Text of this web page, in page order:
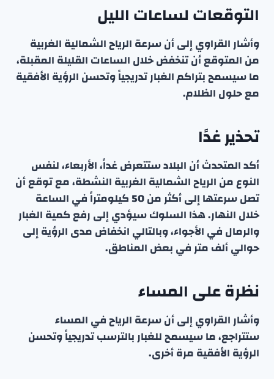
التوقعات لساعات الليل
وأشار القراوي إلى أن سرعة الرياح الشمالية الغربية
من المتوقع أن تنخفض خلال الساعات القليلة المقبلة،
ما سيسمح بتراكم الغبار تدريجياً وتحسن الرؤية الأفقية
مع حلول الظلام.
تحذير غدًا
أكد المتحدث أن البلاد ستتعرض غداً، الأربعاء، لنفس
النوع من الرياح الشمالية الغربية النشطة، مع توقع أن
تصل سرعتها إلى أكثر من 50 كيلومتراً في الساعة
خلال النهار. هذا السلوك سيؤدي إلى رفع كمية الغبار
والرمال في الأجواء، وبالتالي انخفاض مدى الرؤية إلى
حوالي ألف متر في بعض المناطق.
نظرة على المساء
وأشار القراوي إلى أن سرعة الرياح في المساء
ستتراجع، ما سيسمح للغبار بالترسب تدريجياً وتحسن
الرؤية الأفقية مرة أخرى.